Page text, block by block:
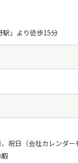
駅」より徒歩15分
祝日（会社カレンダー